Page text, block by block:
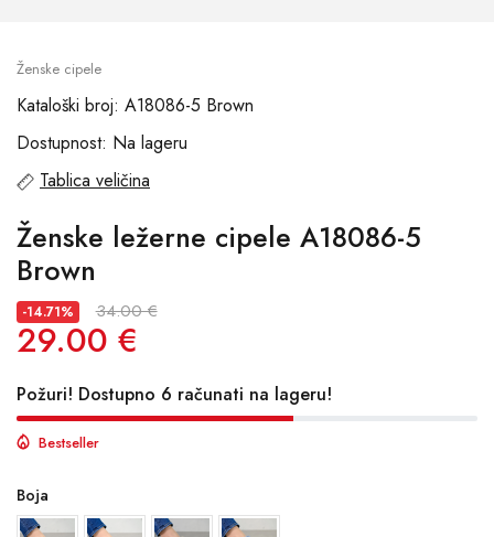
Ženske cipele
Kataloški broj: A18086-5 Brown
Dostupnost: Na lageru
Tablica veličina
Ženske ležerne cipele A18086-5
Brown
-14.71% 34.00 €
29.00 €
Požuri! Dostupno 6 računati na lageru!
Bestseller
Boja